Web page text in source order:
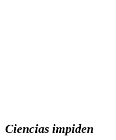
Ciencias impiden